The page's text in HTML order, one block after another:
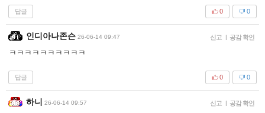
답글 0
0
인디아나존슨 26-06-14 09:47 신고 | 공감 확인
ㅋㅋㅋㅋㅋㅋㅋㅋㅋㅋ
답글 0
0
하니 26-06-14 09:57 신고 | 공감 확인